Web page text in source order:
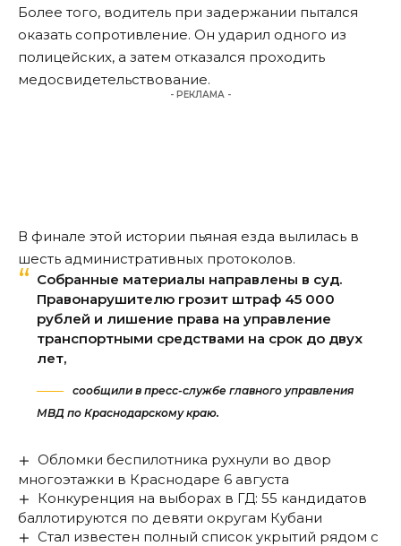
Более того, водитель при задержании пытался
оказать сопротивление. Он ударил одного из
полицейских, а затем отказался проходить
медосвидетельствование.
- РЕКЛАМА -
В финале этой истории пьяная езда вылилась в
шесть административных протоколов.
Собранные материалы направлены в суд.
Правонарушителю грозит штраф 45 000
рублей и лишение права на управление
транспортными средствами на срок до двух
лет,
сообщили в пресс-службе главного управления
МВД по Краснодарскому краю.
Обломки беспилотника рухнули во двор
многоэтажки в Краснодаре 6 августа
Конкуренция на выборах в ГД: 55 кандидатов
баллотируются по девяти округам Кубани
Стал известен полный список укрытий рядом с